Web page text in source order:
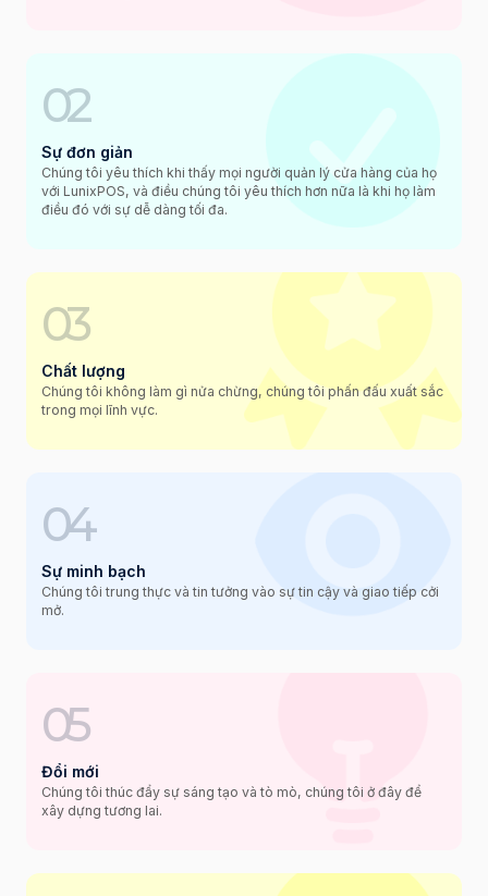
02
Sự đơn giản
Chúng tôi yêu thích khi thấy mọi người quản lý cửa hàng của họ
với LunixPOS, và điều chúng tôi yêu thích hơn nữa là khi họ làm
điều đó với sự dễ dàng tối đa.
03
Chất lượng
Chúng tôi không làm gì nửa chừng, chúng tôi phấn đấu xuất sắc
trong mọi lĩnh vực.
04
Sự minh bạch
Chúng tôi trung thực và tin tưởng vào sự tin cậy và giao tiếp cởi
mở.
05
Đổi mới
Chúng tôi thúc đẩy sự sáng tạo và tò mò, chúng tôi ở đây để
xây dựng tương lai.